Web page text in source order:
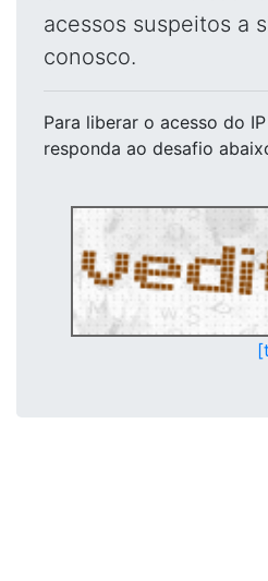
acessos suspeitos a
conosco.
Para liberar o acesso do IP
responda ao desafio